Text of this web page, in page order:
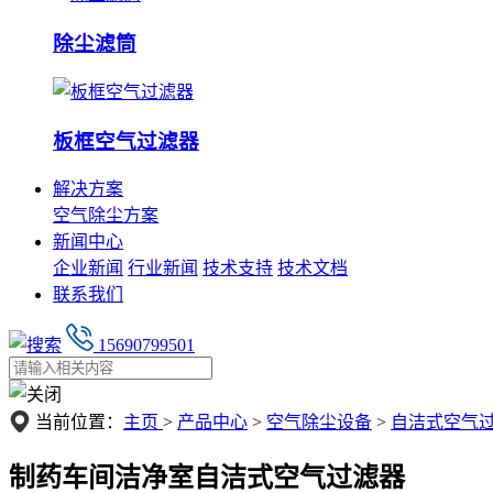
除尘滤筒
板框空气过滤器
解决方案
空气除尘方案
新闻中心
企业新闻 行业新闻 技术支持 技术文档
联系我们
15690799501
当前位置： 主页 > 产品中心 > 空气除尘设备 > 自洁式空气
制药车间洁净室自洁式空气过滤器